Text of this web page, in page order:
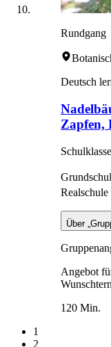
Rundgang
Deutsch
Zapfen,
Über
Angebot
120 Min.
1
2